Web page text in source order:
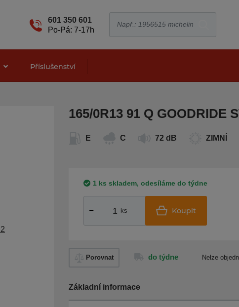
601 350 601
Po-Pá: 7-17h
Příslušenství
165/0R13 91 Q GOODRIDE
E C 72 dB ZIMNÍ
1 ks skladem, odesíláme do týdne
ks Koupit
Porovnat do týdne Nelze
Základní informace